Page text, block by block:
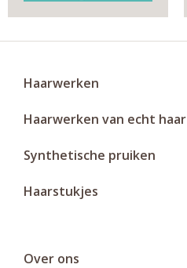
Haarwerken
Haarwerken van echt haar
Synthetische pruiken
Haarstukjes
Over ons